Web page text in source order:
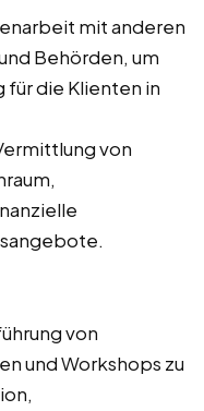
mit anderen
Behörden, um
die Klienten in
von
von
und Workshops zu